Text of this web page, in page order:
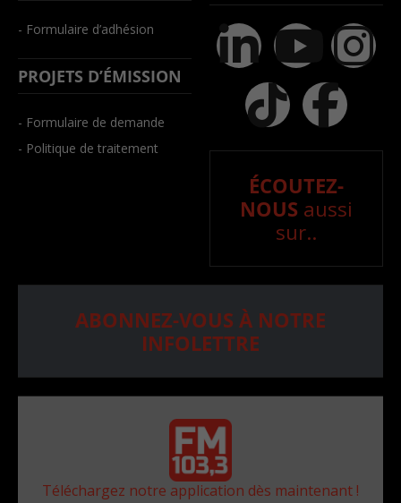
- Formulaire d’adhésion
PROJETS D’ÉMISSION
- Formulaire de demande
- Politique de traitement
ÉCOUTEZ-
NOUS aussi
sur..
ABONNEZ-VOUS À NOTRE
INFOLETTRE
Téléchargez notre application dès maintenant !